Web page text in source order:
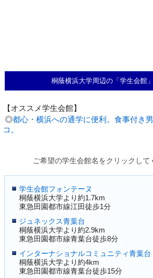
桐蔭横浜大学周辺の「学生会館
【オススメ学生会館】
◎都心・横浜への通学に便利。食事付き
コ。
ご希望の学生会館名をクリックして
学生会館フォンテーヌ
桐蔭横浜大学より約1.7km
東急田園都市線江田徒歩1分
ジュネックス青葉台
桐蔭横浜大学より約2.9km
東急田園都市線青葉台徒歩8分
インターナショナルコミュニティ青葉台
桐蔭横浜大学より約4km
東急田園都市線青葉台徒歩15分